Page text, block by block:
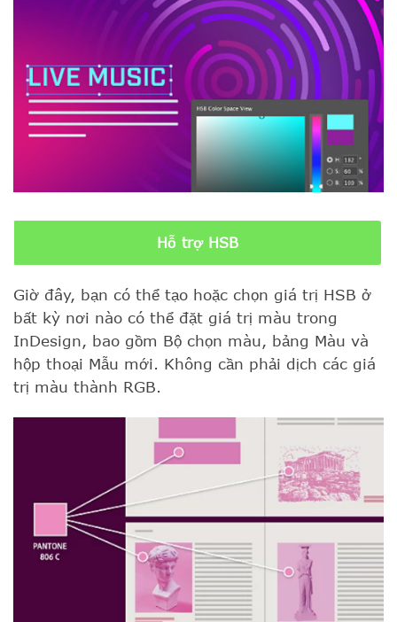
Hỗ trợ HSB
Giờ đây, bạn có thể tạo hoặc chọn giá trị HSB ở
bất kỳ nơi nào có thể đặt giá trị màu trong
InDesign, bao gồm Bộ chọn màu, bảng Màu và
hộp thoại Mẫu mới. Không cần phải dịch các giá
trị màu thành RGB.